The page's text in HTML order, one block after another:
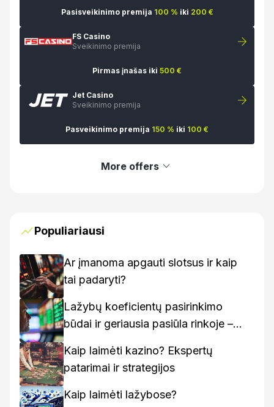
Pasisveikinimo premija 100 % iki 200 €
FS Casino
Sveikinimo premija
Pirmas įnašas iki 500 €
Jet Casino
Sveikinimo premija
Pasveikinimo premija 150 % iki 100 €
More offers
Populiariausi
Ar įmanoma apgauti slotsus ir kaip
tai padaryti?
Lažybų koeficientų pasirinkimo
būdai ir geriausia pasiūla rinkoje –
Kaip laimėti kazino? Ekspertų
patarimai ir strategijos
Kaip laimėti lažybose?